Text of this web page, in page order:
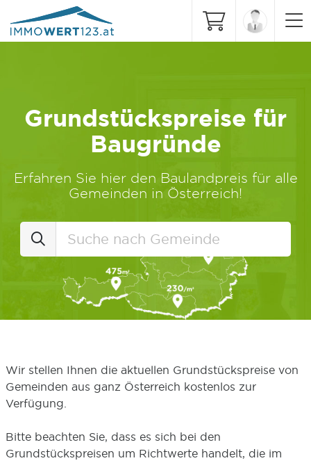
Grundstückspreise für
Baugründe
Erfahren Sie hier den Baulandpreis für alle
Gemeinden in Österreich!
Wir stellen Ihnen die aktuellen Grundstückspreise von
Gemeinden aus ganz Österreich kostenlos zur
Verfügung.
Bitte beachten Sie, dass es sich bei den
Grundstückspreisen um Richtwerte handelt, die im